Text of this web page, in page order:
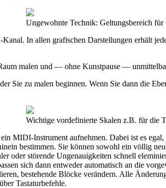
Ungewohnte Technik: Geltungsbereich für
In allen grafischen Darstellungen erhält
malen und — ohne Kunstpause —
Sie zu malen beginnen. Wenn Sie dann die
Wichtige vordefinierte Skalen z.B. für die
MIDI-Instrument aufnehmen. Dabei ist es
bestimmen. Sie können sowohl ein völlig
oder störende Ungenauigkeiten schnell
sich dann entweder automatisch an die
bestehende Blöcke verändern. Alle
Tastaturbefehle.